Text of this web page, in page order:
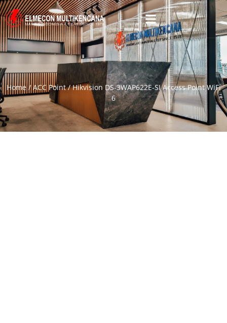
Home/ACC Point/ Hikvision DS-3WAP622E-SI Access Point WiFi
6